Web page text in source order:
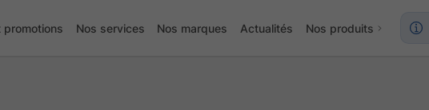
promotions Nos services Nos marques Actualités Nos produits